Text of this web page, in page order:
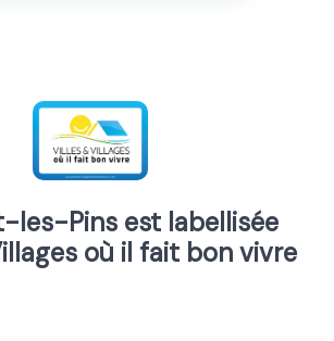
les-Pins est labellisée
où il fait bon vivre